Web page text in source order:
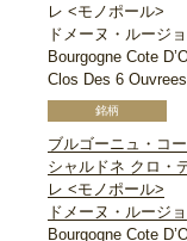
レ <モノポール>
ドメーヌ・ルージョ
Bourgogne Cote
Clos Des 6 Ouvrees
ブルゴーニュ・コ
シャルドネ クロ・
レ <モノポール>
ドメーヌ・ルージョ
Bourgogne Cote